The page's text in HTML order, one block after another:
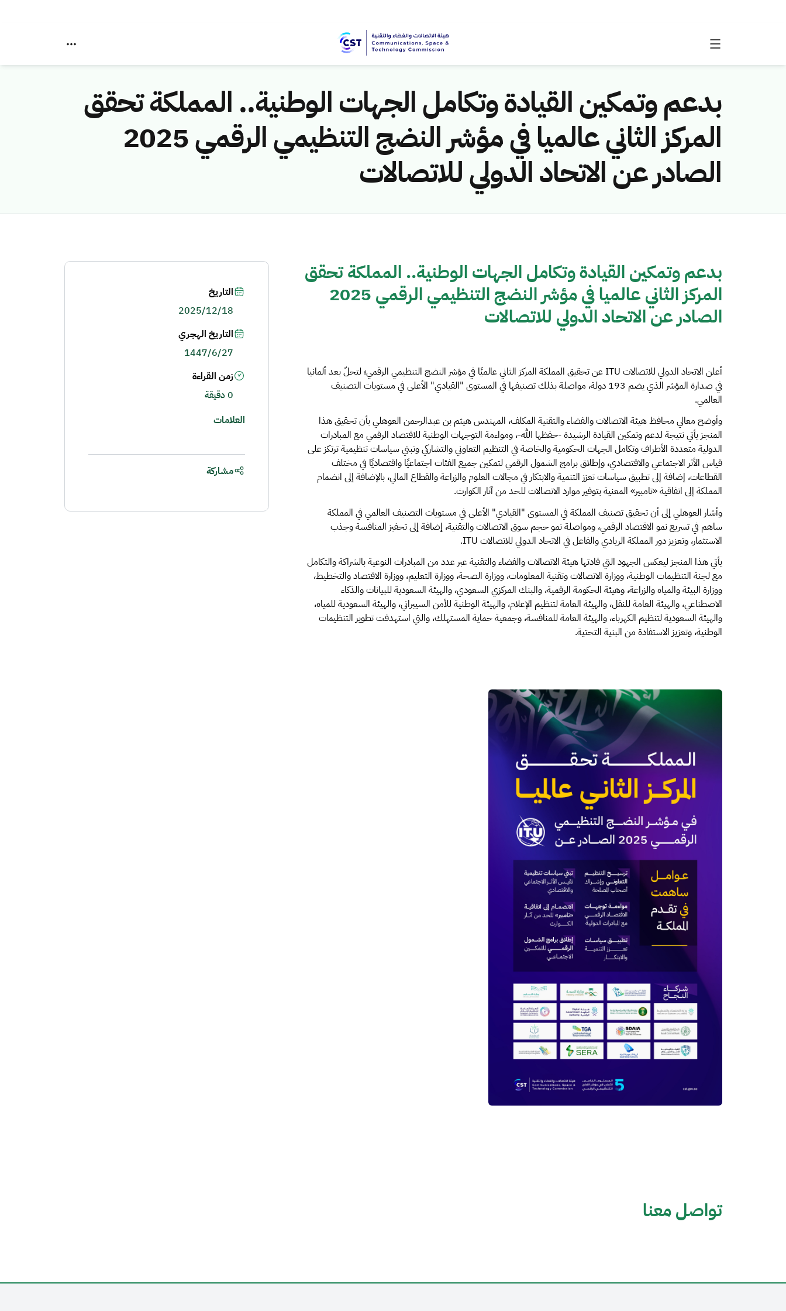
بدعم وتمكين القيادة وتكامل الجهات الوطنية.. المملكة تحقق
المركز الثاني عالميا في مؤشر النضج التنظيمي الرقمي 2025
الصادر عن الاتحاد الدولي للاتصالات
بدعم وتمكين القيادة وتكامل الجهات الوطنية.. المملكة تحقق
المركز الثاني عالميا في مؤشر النضج التنظيمي الرقمي 2025
الصادر عن الاتحاد الدولي للاتصالات
أعلن الاتحاد الدولي للاتصالات ITU عن تحقيق المملكة المركز الثاني عالميًا في مؤشر النضج التنظيمي الرقمي؛ لتحلّ بعد ألمانيا
في صدارة المؤشر الذي يضم 193 دولة، مواصلة بذلك تصنيفها في المستوى "القيادي" الأعلى في مستويات التصنيف
العالمي.
وأوضح معالي محافظ هيئة الاتصالات والفضاء والتقنية المكلف، المهندس هيثم بن عبدالرحمن العوهلي بأن تحقيق هذا
المنجز يأتي نتيجة لدعم وتمكين القيادة الرشيدة -حفظها الله-، ومواءمة التوجهات الوطنية للاقتصاد الرقمي مع المبادرات
الدولية متعددة الأطراف وتكامل الجهات الحكومية والخاصة في التنظيم التعاوني والتشاركي وتبني سياسات تنظيمية ترتكز على
قياس الأثر الاجتماعي والاقتصادي، وإطلاق برامج الشمول الرقمي لتمكين جميع الفئات اجتماعيًا واقتصاديًا في مختلف
القطاعات، إضافة إلى تطبيق سياسات تعزز التنمية والابتكار في مجالات العلوم والزراعة والقطاع المالي، بالإضافة إلى انضمام
المملكة إلى اتفاقية «تامبير» المعنية بتوفير موارد الاتصالات للحد من آثار الكوارث.
وأشار العوهلي إلى أن تحقيق تصنيف المملكة في المستوى "القيادي" الأعلى في مستويات التصنيف العالمي في المملكة
ساهم في تسريع نمو الاقتصاد الرقمي، ومواصلة نمو حجم سوق الاتصالات والتقنية، إضافة إلى تحفيز المنافسة وجذب
الاستثمار، وتعزيز دور المملكة الريادي والفاعل في الاتحاد الدولي للاتصالات ITU.
يأتي هذا المنجز ليعكس الجهود التي قادتها هيئة الاتصالات والفضاء والتقنية عبر عدد من المبادرات النوعية بالشراكة والتكامل
مع لجنة التنظيمات الوطنية، ووزارة الاتصالات وتقنية المعلومات، ووزارة الصحة، ووزارة التعليم، ووزارة الاقتصاد والتخطيط،
ووزارة البيئة والمياه والزراعة، وهيئة الحكومة الرقمية، والبنك المركزي السعودي، والهيئة السعودية للبيانات والذكاء
الاصطناعي، والهيئة العامة للنقل، والهيئة العامة لتنظيم الإعلام، والهيئة الوطنية للأمن السيبراني، والهيئة السعودية للمياه،
والهيئة السعودية لتنظيم الكهرباء، والهيئة العامة للمنافسة، وجمعية حماية المستهلك، والتي استهدفت تطوير التنظيمات
الوطنية، وتعزيز الاستفادة من البنية التحتية.
التاريخ
2025/12/18
التاريخ الهجري
1447/6/27
زمن القراءة
0 دقيقة
العلامات
مشاركة
تواصل معنا